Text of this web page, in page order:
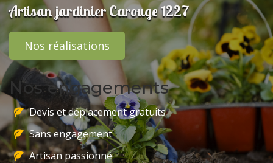
Artisan jardinier Carouge 1227
Nos réalisations
Nos engagements
Devis et déplacement gratuits
Sans engagement
Artisan passionné